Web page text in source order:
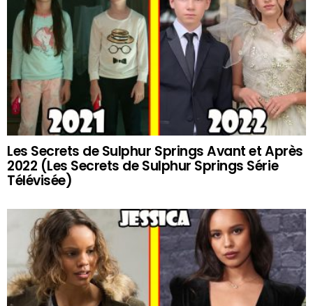
Les Secrets de Sulphur Springs Avant et Après
2022 (Les Secrets de Sulphur Springs Série
Télévisée)